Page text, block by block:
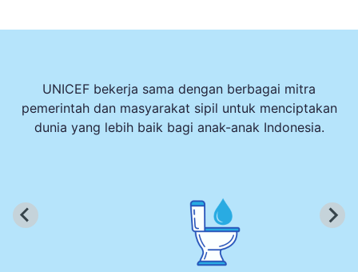
UNICEF bekerja sama dengan berbagai mitra
pemerintah dan masyarakat sipil untuk menciptakan
dunia yang lebih baik bagi anak-anak Indonesia.